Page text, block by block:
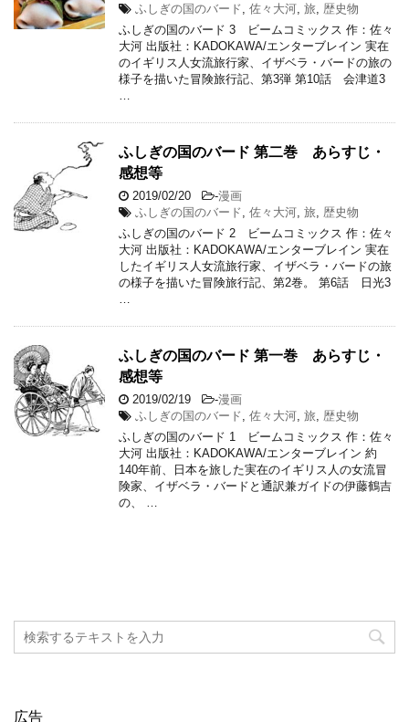
ふしぎの国のバード 佐々大河 旅 歴史物
ふしぎの国のバード 3 ビームコミックス 作：佐々
大河 出版社：KADOKAWA/エンターブレイン 実在
のイギリス人女流旅行家、イザベラ・バードの旅の
様子を描いた冒険旅行記、第3弾 第10話 会津道3
ふしぎの国のバード 第二巻 あらすじ・
感想等
2019/02/20 -漫画
ふしぎの国のバード 佐々大河 旅 歴史物
ふしぎの国のバード 2 ビームコミックス 作：佐々
大河 出版社：KADOKAWA/エンターブレイン 実在
したイギリス人女流旅行家、イザベラ・バードの旅
の様子を描いた冒険旅行記、第2巻。 第6話 日光3
ふしぎの国のバード 第一巻 あらすじ・
感想等
2019/02/19 -漫画
ふしぎの国のバード 佐々大河 旅 歴史物
ふしぎの国のバード 1 ビームコミックス 作：佐々
大河 出版社：KADOKAWA/エンターブレイン 約
140年前、日本を旅した実在のイギリス人の女流冒
険家、イザベラ・バードと通訳兼ガイドの伊藤鶴吉
の、 …
広告